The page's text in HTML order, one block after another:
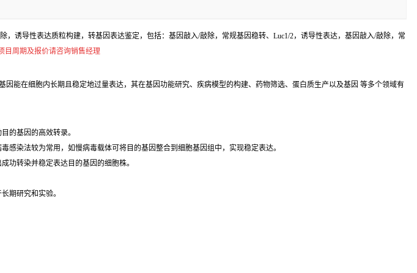
诱导性表达质粒构建，转基因表达鉴定，包括：基因敲入/敲除，常规基因稳转、Luc1/2，诱导性表达，基因敲入/敲除，常
目周期及报价请咨询销售经理
能在细胞内长期且稳定地过量表达，其在基因功能研究、疾病模型的构建、药物筛选、蛋白质生产以及基因 等多个领域有
的基因的高效转录。
染法较为常用，如慢病毒载体可将目的基因整合到细胞基因组中，实现稳定表达。
功转染并稳定表达目的基因的细胞株。
期研究和实验。